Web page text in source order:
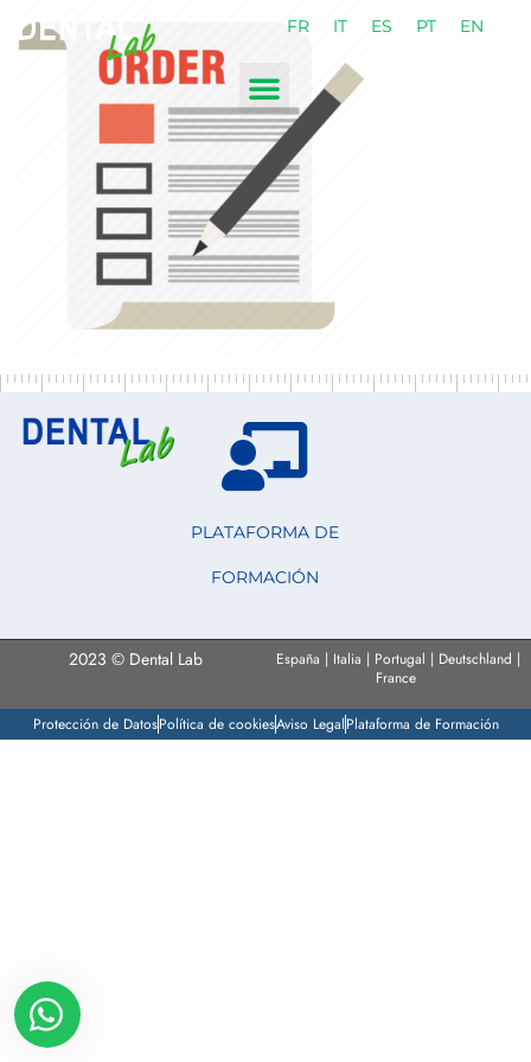
FR IT ES PT EN
PLATAFORMA DE
FORMACIÓN
2023 © Dental Lab
España | Italia | Portugal | Deutschland |
France
Protección de DatosPolítica de cookiesAviso LegalPlataforma de Formación